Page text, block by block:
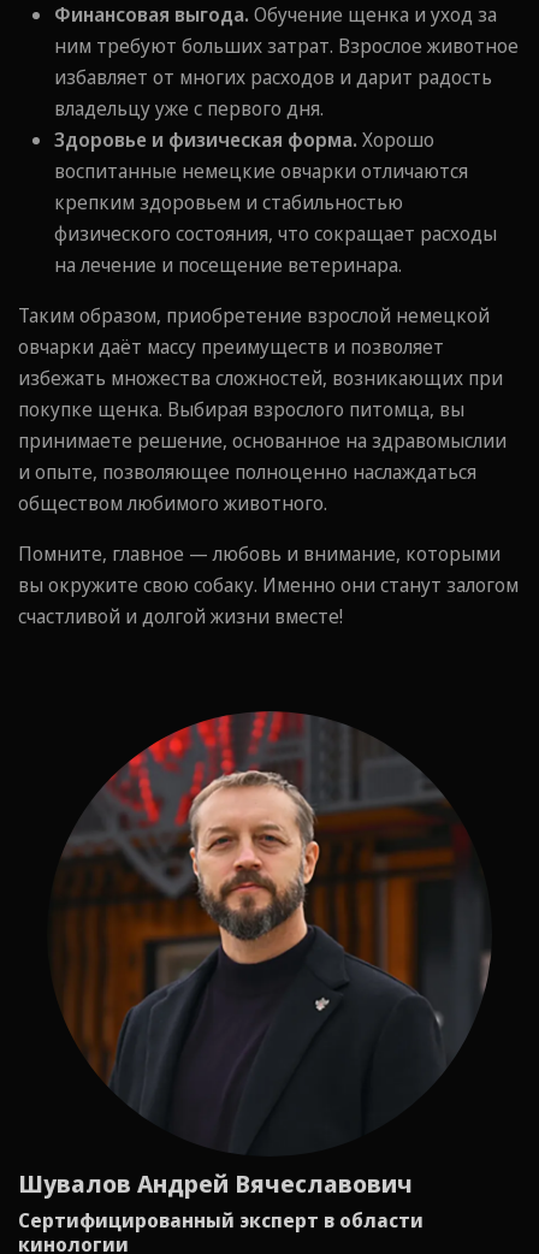
Финансовая выгода. Обучение щенка и уход за
ним требуют больших затрат. Взрослое животное
избавляет от многих расходов и дарит радость
владельцу уже с первого дня.
Здоровье и физическая форма. Хорошо
воспитанные немецкие овчарки отличаются
крепким здоровьем и стабильностью
физического состояния, что сокращает расходы
на лечение и посещение ветеринара.
Таким образом, приобретение взрослой немецкой
овчарки даёт массу преимуществ и позволяет
избежать множества сложностей, возникающих при
покупке щенка. Выбирая взрослого питомца, вы
принимаете решение, основанное на здравомыслии
и опыте, позволяющее полноценно наслаждаться
обществом любимого животного.
Помните, главное — любовь и внимание, которыми
вы окружите свою собаку. Именно они станут залогом
счастливой и долгой жизни вместе!
Шувалов Андрей Вячеславович
Сертифицированный эксперт в области
кинологии